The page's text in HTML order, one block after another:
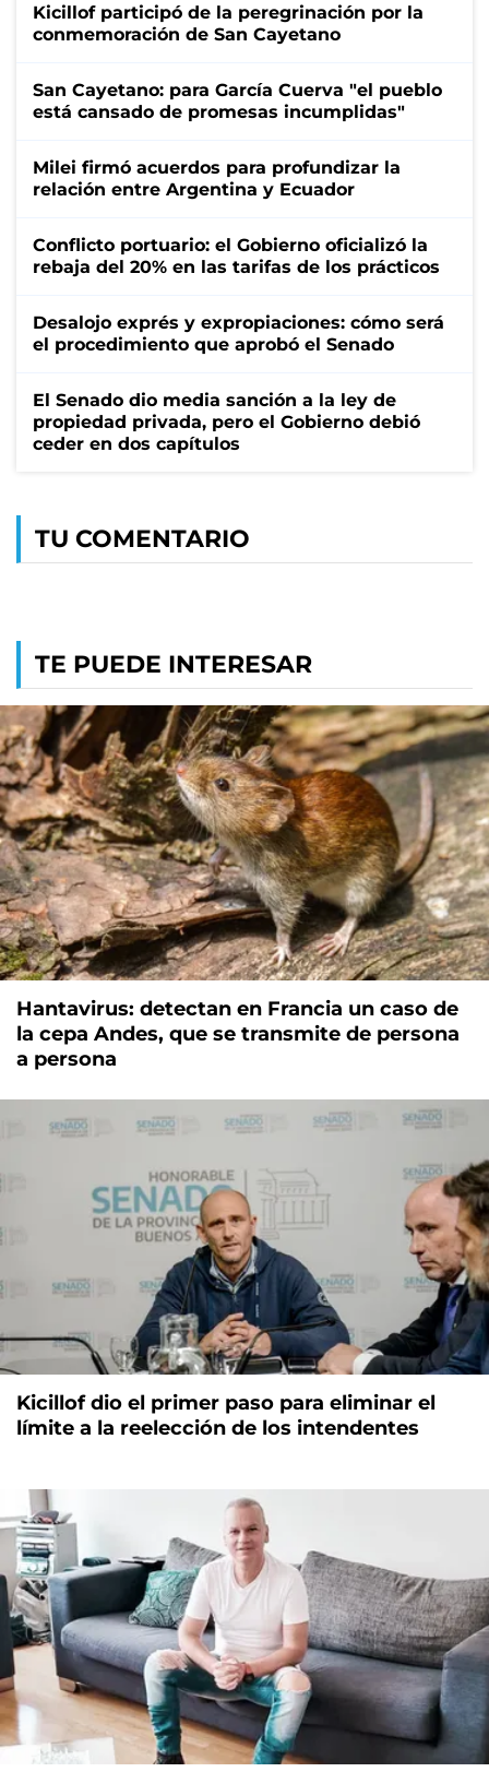
Kicillof participó de la peregrinación por la
conmemoración de San Cayetano
San Cayetano: para García Cuerva "el pueblo
está cansado de promesas incumplidas"
Milei firmó acuerdos para profundizar la
relación entre Argentina y Ecuador
Conflicto portuario: el Gobierno oficializó la
rebaja del 20% en las tarifas de los prácticos
Desalojo exprés y expropiaciones: cómo será
el procedimiento que aprobó el Senado
El Senado dio media sanción a la ley de
propiedad privada, pero el Gobierno debió
ceder en dos capítulos
TU COMENTARIO
TE PUEDE INTERESAR
Hantavirus: detectan en Francia un caso de
la cepa Andes, que se transmite de persona
a persona
Kicillof dio el primer paso para eliminar el
límite a la reelección de los intendentes